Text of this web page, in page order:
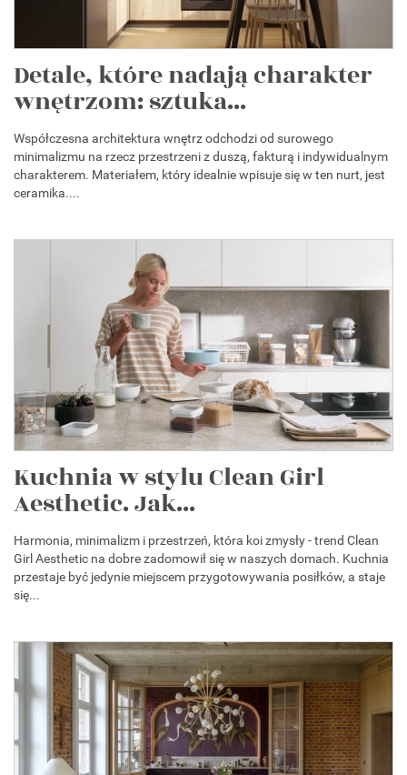
Detale, które nadają charakter
wnętrzom: sztuka...
Współczesna architektura wnętrz odchodzi od surowego
minimalizmu na rzecz przestrzeni z duszą, fakturą i indywidualnym
charakterem. Materiałem, który idealnie wpisuje się w ten nurt, jest
ceramika....
Kuchnia w stylu Clean Girl
Aesthetic. Jak...
Harmonia, minimalizm i przestrzeń, która koi zmysły - trend Clean
Girl Aesthetic na dobre zadomowił się w naszych domach. Kuchnia
przestaje być jedynie miejscem przygotowywania posiłków, a staje
się...